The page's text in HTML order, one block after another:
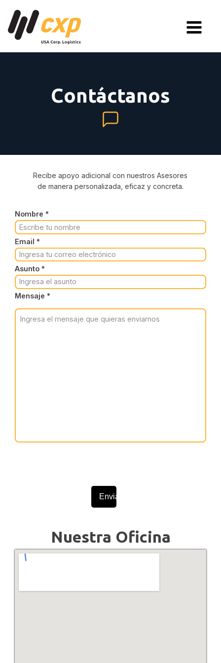
Contáctanos
Recibe apoyo adicional con nuestros Asesores
de manera personalizada, eficaz y concreta.
Nombre *
Email *
Asunto *
Mensaje *
Nuestra Oficina